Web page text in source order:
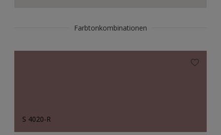
Farbtonkombinationen
S 4020-R